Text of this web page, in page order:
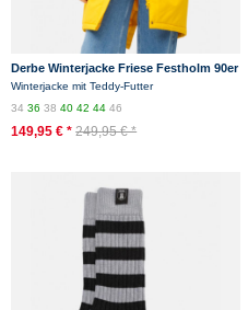
Derbe Winterjacke Friese Festholm 90er
Damen Gelb Warm Gefüttert
Winterjacke mit Teddy-Futter
34363840424446
149,95 € * 249,95 € *